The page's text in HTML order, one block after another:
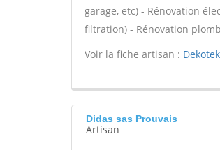
garage, etc) - Rénovation
filtration) - Rénovation
Voir la fiche artisan :
Didas sas Prouvais
Artisan